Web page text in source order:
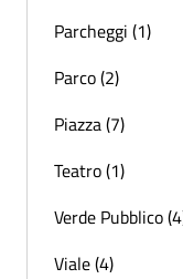
Parcheggi (1)
Parco (2)
Piazza (7)
Teatro (1)
Verde Pubblico
Viale (4)